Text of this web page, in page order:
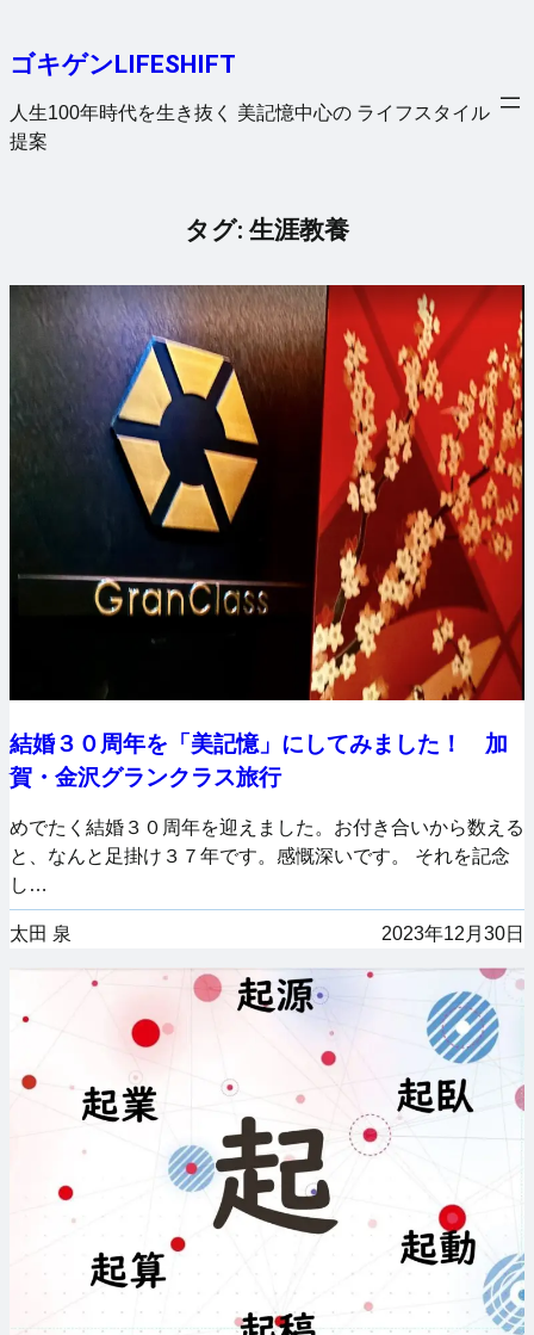
を
ス
キ
ゴキゲンLIFESHIFT
人生100年時代を生き抜く 美記憶中心の ライフスタイル
提案
タグ: 生涯教養
結婚３０周年を「美記憶」にしてみました！ 加
賀・金沢グランクラス旅行
めでたく結婚３０周年を迎えました。お付き合いから数える
と、なんと足掛け３７年です。感慨深いです。 それを記念
し…
太田 泉 2023年12月30日